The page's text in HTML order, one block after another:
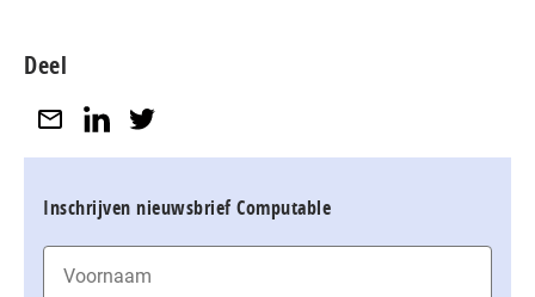
Deel
Inschrijven nieuwsbrief Computable